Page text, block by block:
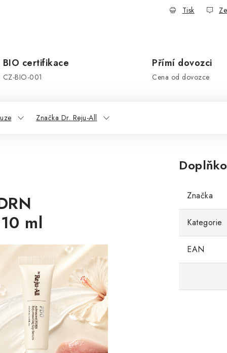
Tisk
BIO certifikace
CZ-BIO-001
Přímí dovozci
Cena od dovozce
Značka Dr. Reju-All
ml
Značka
Kategorie
EAN